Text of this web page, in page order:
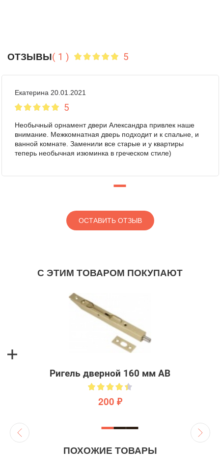
ОТЗЫВЫ( 1 ) 5
Екатерина 20.01.2021
5
Необычный орнамент двери Александра привлек наше
внимание. Межкомнатная дверь подходит и к спальне, и
ванной комнате. Заменили все старые и у квартиры
теперь необычная изюминка в греческом стиле)
ОСТАВИТЬ ОТЗЫВ
С ЭТИМ ТОВАРОМ ПОКУПАЮТ
Ригель дверной 160 мм AB
200 ₽
ПОХОЖИЕ ТОВАРЫ